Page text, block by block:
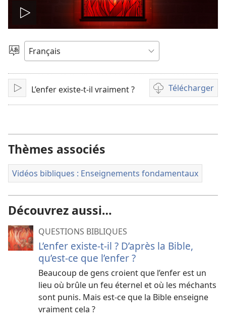
Lire
la
vidéo
Choisir
langue
Lire L’enfer existe-t-il vraiment ? Télécharger
Options
de
Thèmes associés
Vidéos bibliques : Enseignements fondamentaux
Découvrez aussi…
QUESTIONS BIBLIQUES
L’enfer existe-t-il ? D’après la Bible,
qu’est-ce que l’enfer ?
Beaucoup de gens croient que l’enfer est un
lieu où brûle un feu éternel et où les méchants
sont punis. Mais est-ce que la Bible enseigne
vraiment cela ?